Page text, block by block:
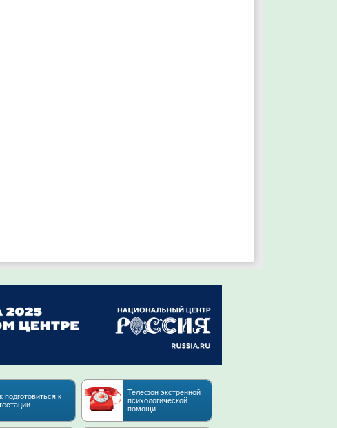
подготовиться к
Телефон экстренной
психологической
помощи